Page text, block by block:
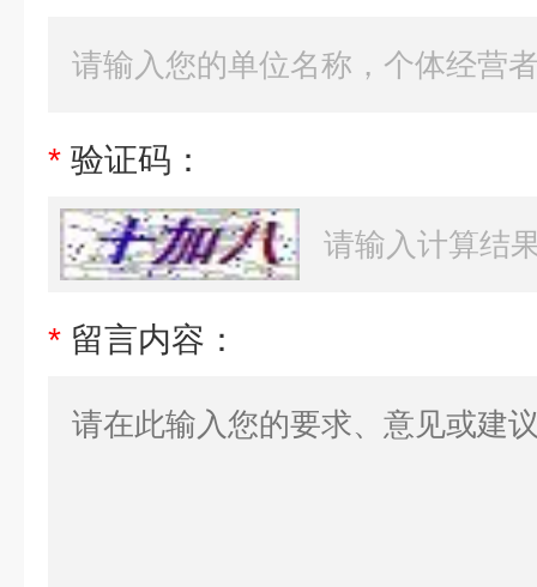
* 验证码：
* 留言内容：